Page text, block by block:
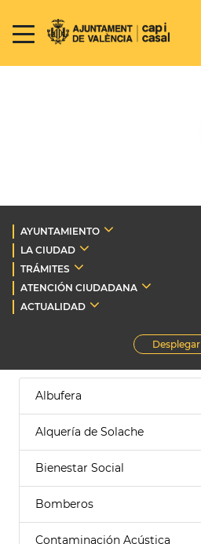
AYUNTAMIENTO
LA CIUDAD
TRÁMITES
ATENCIÓN CIUDADANA
ACTUALIDAD
Desplegar
Albufera
Alquería de Solache
Bienestar Social
Bomberos
Contaminación Acústica